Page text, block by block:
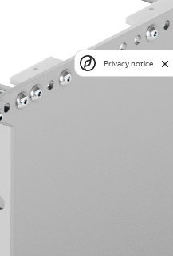
Privacy notice